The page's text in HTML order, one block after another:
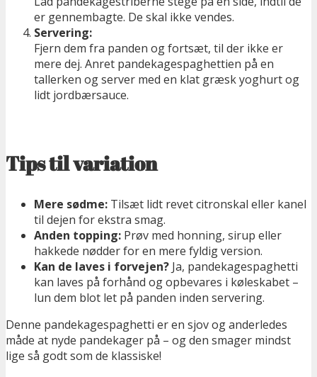
er gennembagte. De skal ikke vendes.
Servering:
Fjern dem fra panden og fortsæt, til der ikke er
mere dej. Anret pandekagespaghettien på en
tallerken og server med en klat græsk yoghurt og
lidt jordbærsauce.
Tips til variation
Mere sødme: Tilsæt lidt revet citronskal eller kanel
til dejen for ekstra smag.
Anden topping: Prøv med honning, sirup eller
hakkede nødder for en mere fyldig version.
Kan de laves i forvejen? Ja, pandekagespaghetti
kan laves på forhånd og opbevares i køleskabet –
lun dem blot let på panden inden servering.
Denne pandekagespaghetti er en sjov og anderledes
måde at nyde pandekager på – og den smager mindst
lige så godt som de klassiske!